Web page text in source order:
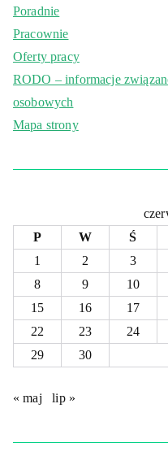
Poradnie
Pracownie
Oferty pracy
RODO – informacje
osobowych
Mapa strony
P
W Ś
1
2 3
8
9 10
15
16 17
22
23 24
29
30
« maj lip »